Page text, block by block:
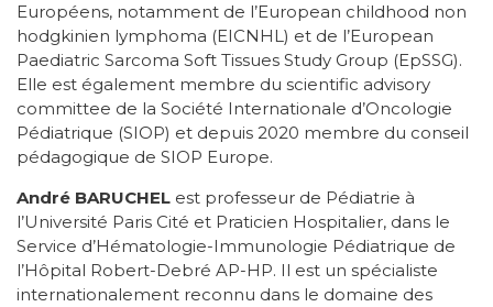
Européens, notamment de l’European childhood non
hodgkinien lymphoma (EICNHL) et de l’European
Paediatric Sarcoma Soft Tissues Study Group (EpSSG).
Elle est également membre du scientific advisory
committee de la Société Internationale d’Oncologie
Pédiatrique (SIOP) et depuis 2020 membre du conseil
pédagogique de SIOP Europe.
André BARUCHEL est professeur de Pédiatrie à
l’Université Paris Cité et Praticien Hospitalier, dans le
Service d’Hématologie-Immunologie Pédiatrique de
l’Hôpital Robert-Debré AP-HP. Il est un spécialiste
internationalement reconnu dans le domaine des